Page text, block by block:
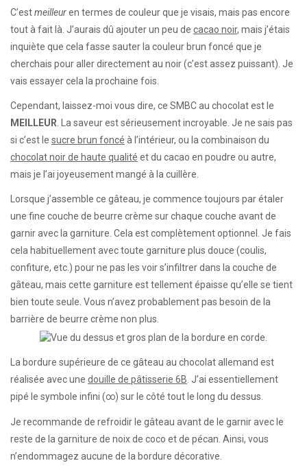
C’estmeilleuren termes de couleur que je visais, mais pas encore
tout à fait là. J’aurais dû ajouter un peu de cacao noir, mais j’étais
inquiète que cela fasse sauter la couleur brun foncé que je
cherchais pour aller directement au noir (c’est assez puissant). Je
vais essayer cela la prochaine fois.
Cependant, laissez-moi vous dire, ce SMBC au chocolat est le
MEILLEUR . La saveur est sérieusement incroyable. Je ne sais pas
si c’est le sucre brun foncé à l’intérieur, ou la combinaison du
chocolat noir de haute qualité et du cacao en poudre ou autre,
mais je l’ai joyeusement mangé à la cuillère.
Lorsque j’assemble ce gâteau, je commence toujours par étaler
une fine couche de beurre crème sur chaque couche avant de
garnir avec la garniture. Cela est complètement optionnel. Je fais
cela habituellement avec toute garniture plus douce (coulis,
confiture, etc.) pour ne pas les voir s’infiltrer dans la couche de
gâteau, mais cette garniture est tellement épaisse qu’elle se tient
bien toute seule. Vous n’avez probablement pas besoin de la
barrière de beurre crème non plus.
La bordure supérieure de ce gâteau au chocolat allemand est
réalisée avec une douille de pâtisserie 6B. J’ai essentiellement
pipé le symbole infini (∞) sur le côté tout le long du dessus.
Je recommande de refroidir le gâteau avant de le garnir avec le
reste de la garniture de noix de coco et de pécan. Ainsi, vous
n’endommagez aucune de la bordure décorative.